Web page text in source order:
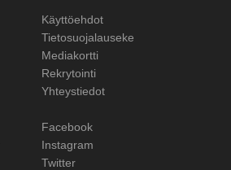
Käyttöehdot
Tietosuojalauseke
Mediakortti
Rekrytointi
Yhteystiedot
Facebook
Instagram
Twitter